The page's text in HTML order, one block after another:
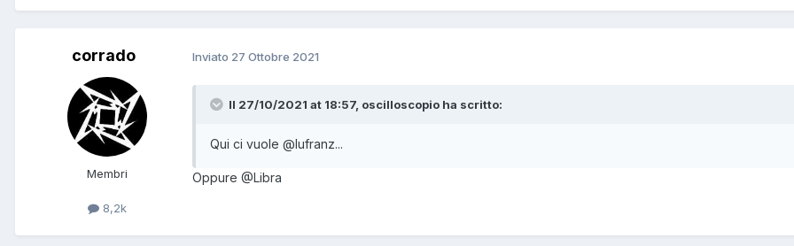
corrado
Membri
8,2k
Inviato 27 Ottobre 2021
Il 27/10/2021 at 18:57, oscilloscopio ha scritto:
Qui ci vuole @lufranz...
Oppure @Libra